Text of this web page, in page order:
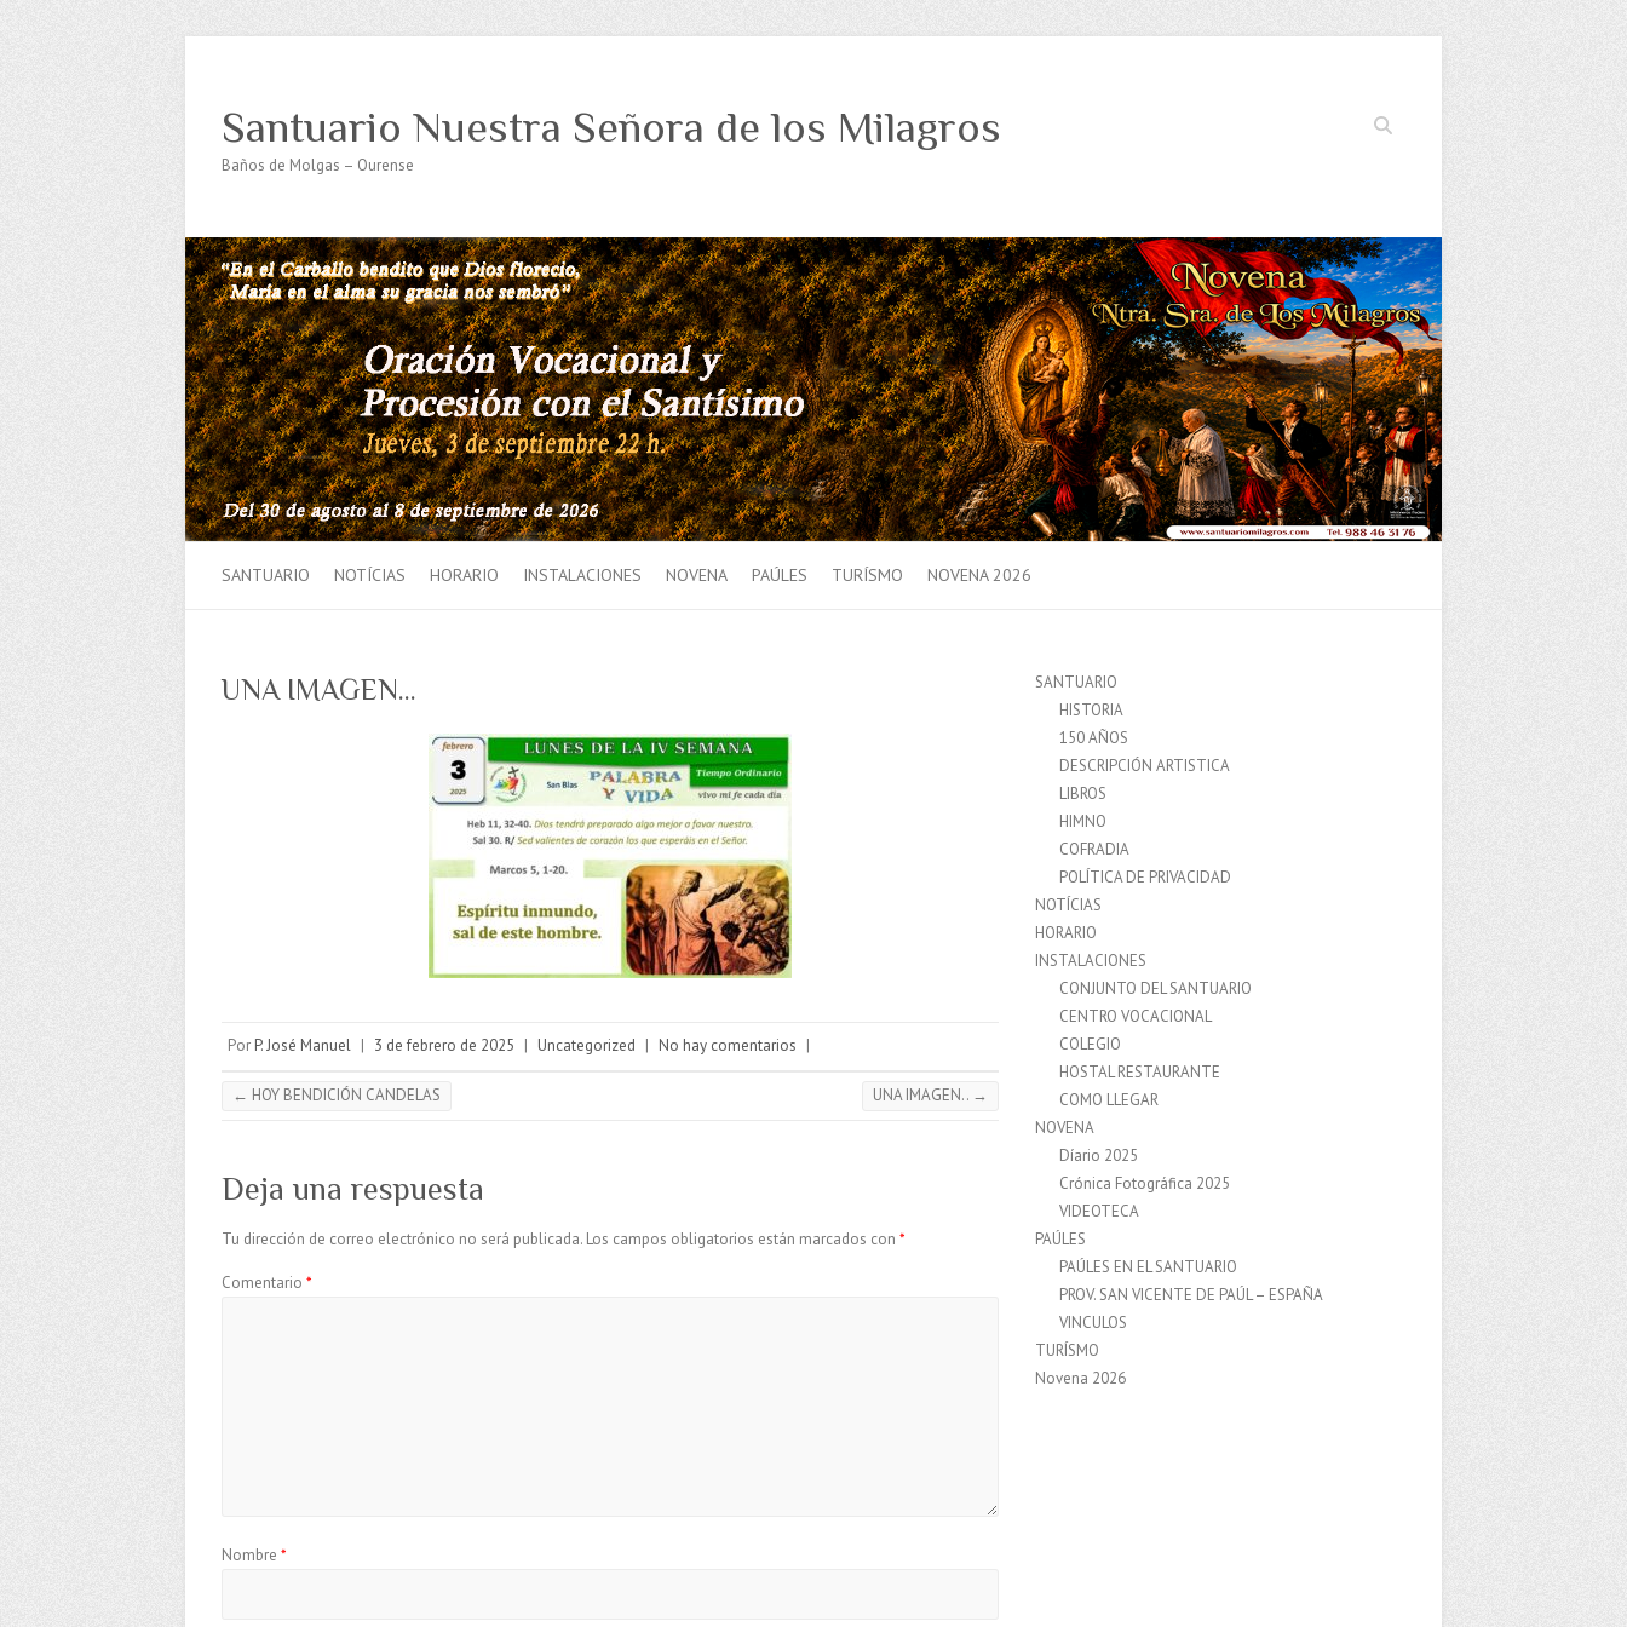
Buscar
Santuario Nuestra Señora de los Milagros
Baños de Molgas – Ourense
SANTUARIO NOTÍCIAS HORARIO INSTALACIONES NOVENA PAÚLES TURÍSMO NOVENA 2026
UNA IMAGEN…
Por P. José Manuel | 3 de febrero de 2025 | Uncategorized | No hay comentarios |
← HOY BENDICIÓN CANDELAS UNA IMAGEN.. →
Deja una respuesta
Tu dirección de correo electrónico no será publicada. Los campos obligatorios están marcados con *
Comentario *
Nombre *
SANTUARIO
HISTORIA
150 AÑOS
DESCRIPCIÓN ARTISTICA
LIBROS
HIMNO
COFRADIA
POLÍTICA DE PRIVACIDAD
NOTÍCIAS
HORARIO
INSTALACIONES
CONJUNTO DEL SANTUARIO
CENTRO VOCACIONAL
COLEGIO
HOSTAL RESTAURANTE
COMO LLEGAR
NOVENA
Díario 2025
Crónica Fotográfica 2025
VIDEOTECA
PAÚLES
PAÚLES EN EL SANTUARIO
PROV. SAN VICENTE DE PAÚL – ESPAÑA
VINCULOS
TURÍSMO
Novena 2026